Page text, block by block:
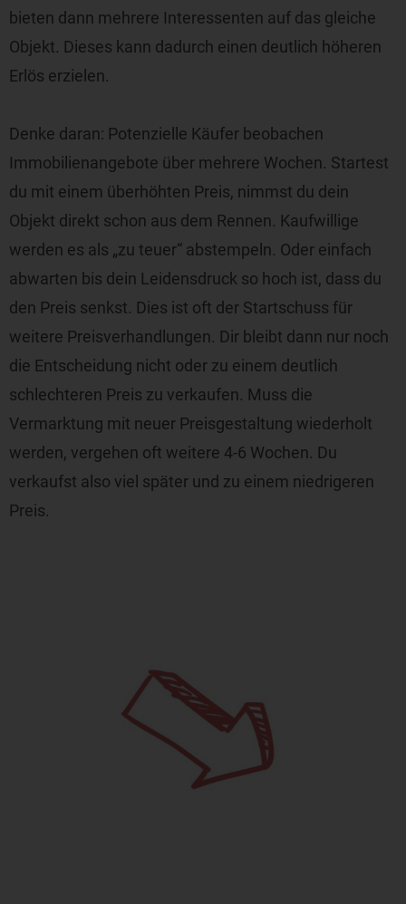
bieten dann mehrere Interessenten auf das gleiche
Objekt. Dieses kann dadurch einen deutlich höheren
Erlös erzielen.
Denke daran: Potenzielle Käufer beobachen
Immobilienangebote über mehrere Wochen. Startest
du mit einem überhöhten Preis, nimmst du dein
Objekt direkt schon aus dem Rennen. Kaufwillige
werden es als „zu teuer“ abstempeln. Oder einfach
abwarten bis dein Leidensdruck so hoch ist, dass du
den Preis senkst. Dies ist oft der Startschuss für
weitere Preisverhandlungen. Dir bleibt dann nur noch
die Entscheidung nicht oder zu einem deutlich
schlechteren Preis zu verkaufen. Muss die
Vermarktung mit neuer Preisgestaltung wiederholt
werden, vergehen oft weitere 4-6 Wochen. Du
verkaufst also viel später und zu einem niedrigeren
Preis.